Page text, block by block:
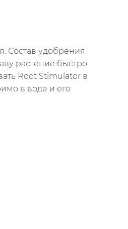
Состав удобрения
растение быстро
Root Stimulator в
в воде и его